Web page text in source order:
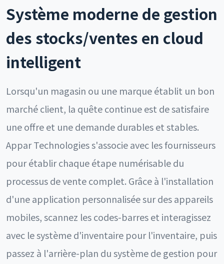
Système moderne de gestion
des stocks/ventes en cloud
intelligent
Lorsqu'un magasin ou une marque établit un bon
marché client, la quête continue est de satisfaire
une offre et une demande durables et stables.
Appar Technologies s'associe avec les fournisseurs
pour établir chaque étape numérisable du
processus de vente complet. Grâce à l'installation
d'une application personnalisée sur des appareils
mobiles, scannez les codes-barres et interagissez
avec le système d'inventaire pour l'inventaire, puis
passez à l'arrière-plan du système de gestion pour